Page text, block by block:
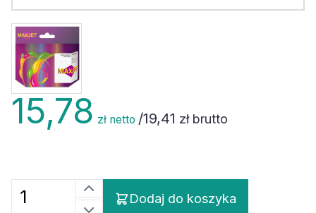
15,78 zł netto /19,41 zł brutto
Dodaj do koszyka